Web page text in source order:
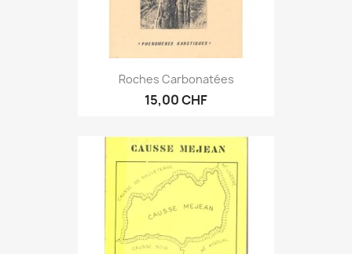
Roches Carbonatées
15,00 CHF